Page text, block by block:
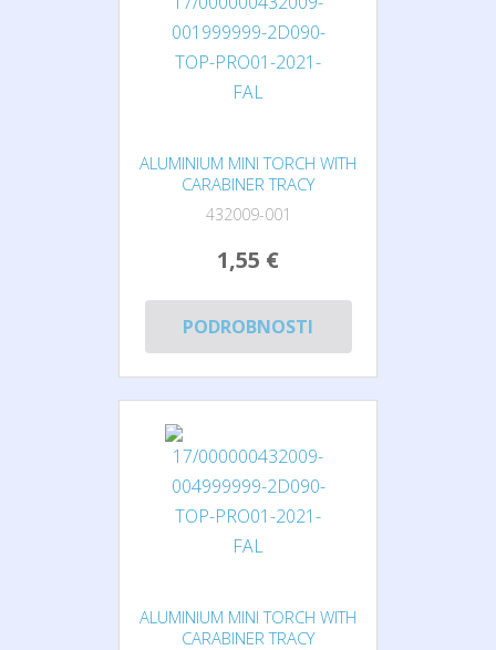
ALUMINIUM MINI TORCH WITH
CARABINER TRACY
432009-001
1,55 €
PODROBNOSTI
ALUMINIUM MINI TORCH WITH
CARABINER TRACY